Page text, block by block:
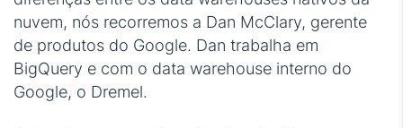
nuvem, nós recorremos a Dan McClary, gerente
de produtos do Google. Dan trabalha em
BigQuery e com o data warehouse interno do
Google, o Dremel.